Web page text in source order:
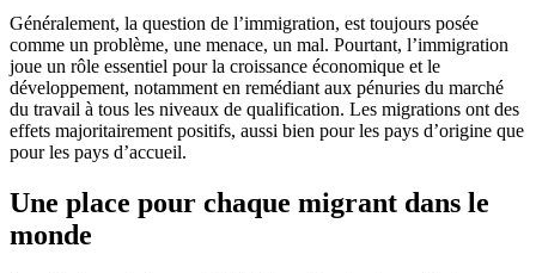
Généralement, la question de l’immigration, est toujours posée
comme un problème, une menace, un mal. Pourtant, l’immigration
joue un rôle essentiel pour la croissance économique et le
développement, notamment en remédiant aux pénuries du marché
du travail à tous les niveaux de qualification. Les migrations ont des
effets majoritairement positifs, aussi bien pour les pays d’origine que
pour les pays d’accueil.
Une place pour chaque migrant dans le
monde